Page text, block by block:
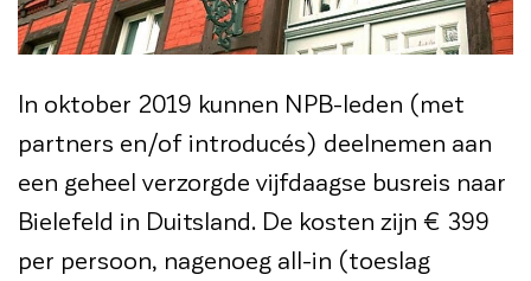
In oktober 2019 kunnen NPB-leden (met
partners en/of introducés) deelnemen aan
een geheel verzorgde vijfdaagse busreis naar
Bielefeld in Duitsland. De kosten zijn € 399
per persoon, nagenoeg all-in (toeslag